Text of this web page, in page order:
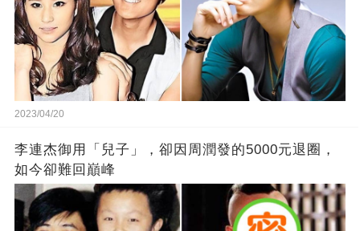
2023/04/20
李連杰御用「兒子」，卻因周潤發的5000元退圈，
如今卻難回巔峰